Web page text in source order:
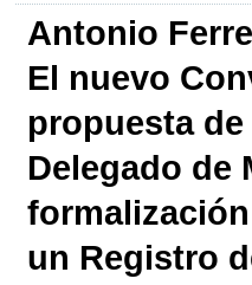
Antonio
El nuevo
propuesta
Delegado de
un Registro